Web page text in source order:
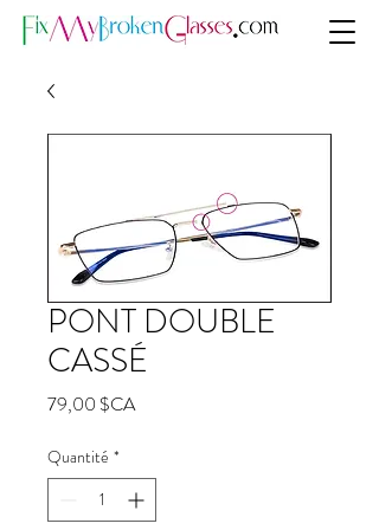
PONT DOUBLE
CASSÉ
79,00 $CAPrix
Quantité *